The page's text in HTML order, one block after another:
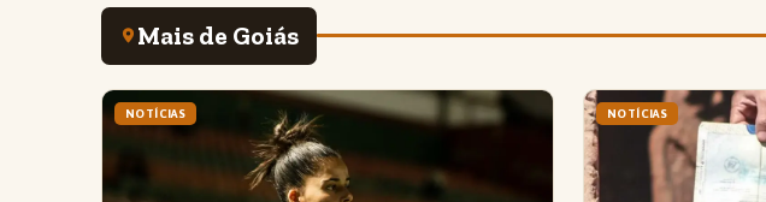
Mais de Goiás
NOTÍCIAS NOTÍCIAS